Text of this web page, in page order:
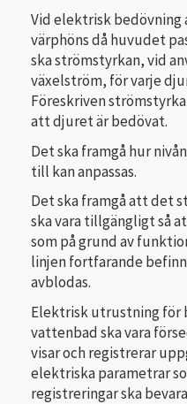
Vid elektrisk bedövning
värphöns då huvudet
ska strömstyrkan, vid
växelström, för varje
Föreskriven
att djuret är bedövat.
Det ska framgå hur
till kan anpassas.
Det ska framgå att det
ska vara tillgängligt så
som på grund av
linjen fortfarande
avblodas.
Elektrisk utrustning för
vattenbad ska vara
visar och registrerar
elektriska parametrar
registreringar ska